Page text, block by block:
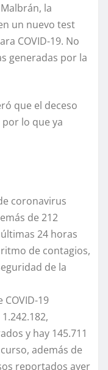
la
un nuevo test
COVID-19. No
generadas por la
que el deceso
por lo que ya
coronavirus
de 212
24 horas
de contagios,
de la
19
y hay 145.711
además de
reportados ayer